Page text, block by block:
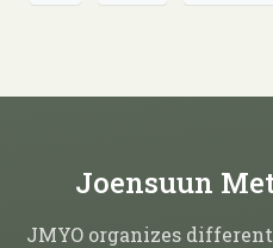
Joensuun
JMYO organizes